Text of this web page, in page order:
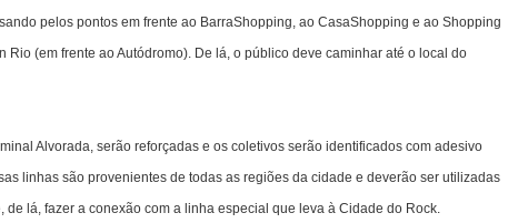
pelos pontos em frente ao BarraShopping, ao CasaShopping e ao Shopping
Rio (em frente ao Autódromo). De lá, o público deve caminhar até o local do
Alvorada, serão reforçadas e os coletivos serão identificados com adesivo
linhas são provenientes de todas as regiões da cidade e deverão ser utilizadas
lá, fazer a conexão com a linha especial que leva à Cidade do Rock.